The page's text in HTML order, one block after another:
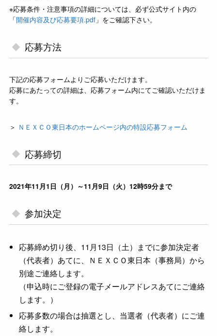
※応募条件・注意事項の詳細については、必ず公式サイト内の
「開催内容及び応募要項.pdf 」をご確認下さい。
応募方法
下記の応募フォームよりご応募いただけます。
応募にあたっての詳細は、応募フォーム内にてご確認いただけま
す。
＞ ＮＥＸＣＯ東日本のホームページ内の特設応募フォーム
応募締切
2021年11月1日（月）～11月9日（火）12時59分まで
参加決定
応募締め切り後、11月13日（土）までに参加決定者
（代表者）あてに、ＮＥＸＣＯ東日本（事務局）から
別途ご連絡します。
（申込時にご登録の電子メールアドレスあてにご連絡
します。）
応募多数の場合は抽選とし、当選者（代表者）にご連
絡します。